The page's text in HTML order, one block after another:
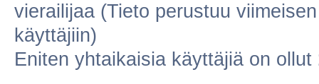
vierailijaa (Tieto perustuu
käyttäjiin)
Eniten yhtaikaisia käyttäjiä on ollut